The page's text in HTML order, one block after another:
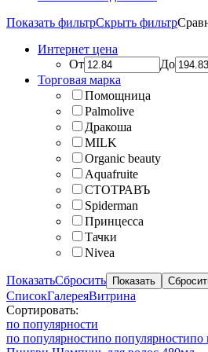
Показать фильтрСкрыть фильтр
Интернет цена
От
До
Торговая марка
Помощница
Palmolive
Дракоша
MILK
Organic beauty
Aquafruite
СТОТРАВЪ
Spiderman
Принцесса
Тачки
Nivea
ПоказатьСбросить
СписокГалереяВитрина
Сортировать:
по популярности
по популярностипо популярностипо